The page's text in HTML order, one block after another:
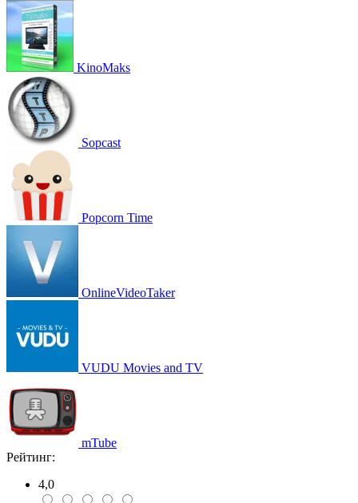
KinoMaks
Sopcast
Popcorn Time
OnlineVideoTaker
VUDU Movies and TV
mTube
Рейтинг:
4,0